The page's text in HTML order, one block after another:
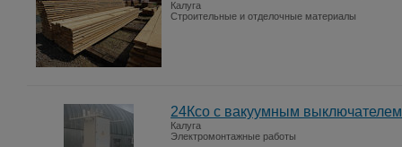
Калуга
Строительные и отделочные материалы
24Ксо с вакуумным
Калуга
Электромонтажные работы